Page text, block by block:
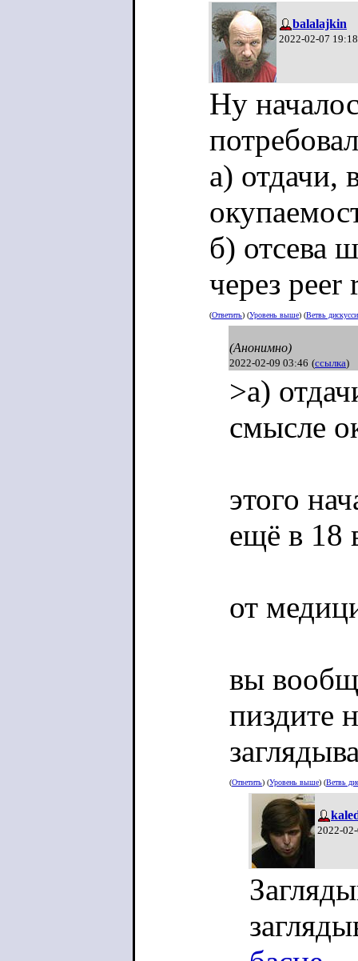
balalajkin
2022-02-07 19:18
Ну
а) отдачи,
б) отсева
через
(Ответить) (Уровень выше) (Ветвь
(Анонимно)
2022-02-09 03:46 (ссылка)
>а)
смысле
этого
ещё в 18
от
вы
пиздите
(Ответить) (Уровень выше) (Ветвь
2022-